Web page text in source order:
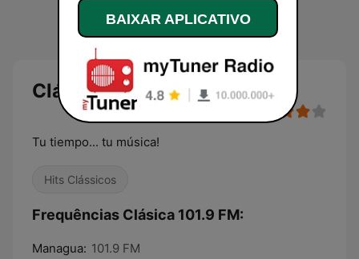
Clásica 101.9 FM
Tu tiempo... tu música!
Hits Clássicos
Frequências Clásica 101.9 FM:
Managua: 101.9 FM
BAIXAR APLICATIVO